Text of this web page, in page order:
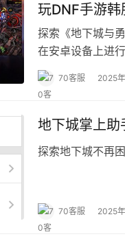
玩DNF手游韩
探索《地下城与
在安卓设备上进行
70客服 2025
地下城掌上
探索地下城不再
70客服 2025